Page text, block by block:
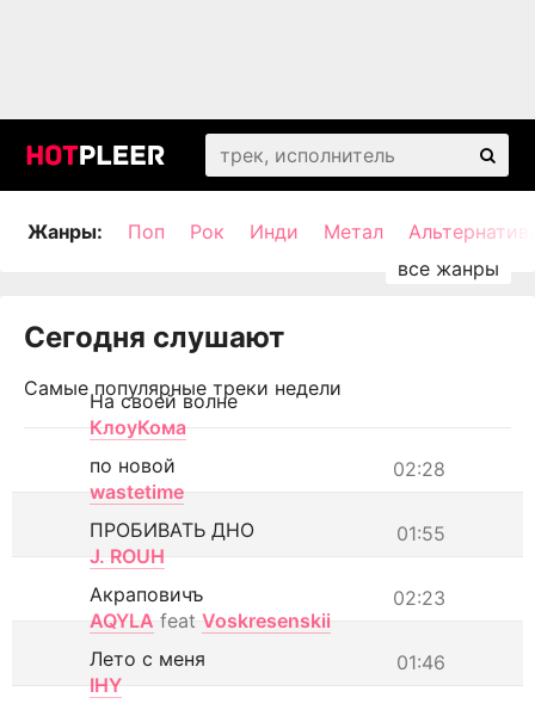
Жанры: Поп Рок Инди Метал
Сегодня слушают
Самые популярные треки недели
На своей волне
КлоуКома
02:28
по новой
wastetime
01:55
ПРОБИВАТЬ ДНО
J. ROUH
02:23
Акраповичъ
AQYLA feat Voskresenskii
01:46
Лето с меня
IHY